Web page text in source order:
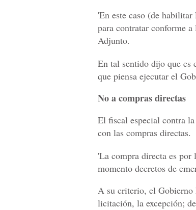
'En este caso (de
para contratar conforme
Adjunto.
En tal sentido dijo que es
que piensa ejecutar el
No a compras directas
El fiscal especial contra
con las compras directas.
'La compra directa es
momento decretos de
A su criterio, el Gobierno
licitación, la excepción;